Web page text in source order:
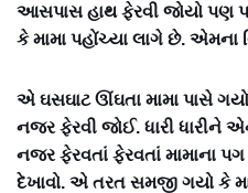
આસપાસ હાથ ફેરવી જોયો પણ
કે મામા પહોંચ્યા લાગે છે. એમના
એ ઘસઘાટ ઊંઘતા મામા પાસે
નજર ફેરવી જોઈ. ધારી
નજર ફેરવતાં ફેરવતાં મામાના
દેખાવો. એ તરત સમજી ગયો કે